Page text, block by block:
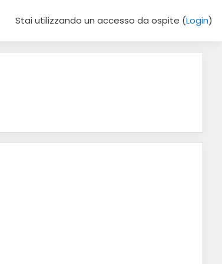
Stai utilizzando un accesso da ospite (Login)